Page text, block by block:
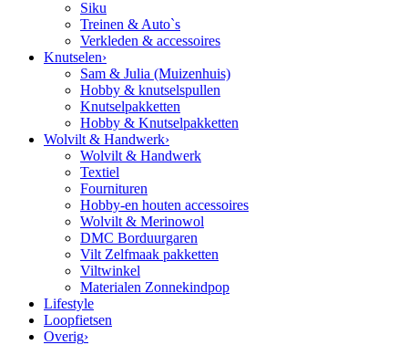
Siku
Treinen & Auto`s
Verkleden & accessoires
Knutselen›
Sam & Julia (Muizenhuis)
Hobby & knutselspullen
Knutselpakketten
Hobby & Knutselpakketten
Wolvilt & Handwerk›
Wolvilt & Handwerk
Textiel
Fournituren
Hobby-en houten accessoires
Wolvilt & Merinowol
DMC Borduurgaren
Vilt Zelfmaak pakketten
Viltwinkel
Materialen Zonnekindpop
Lifestyle
Loopfietsen
Overig›